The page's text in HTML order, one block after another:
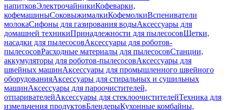
напитковЭлектрочайникиКофеварки,
кофемашиныСоковыжималкиКофемолкиВспениватели
молокаСифоны для газирования водыАксессуары для
домашней техникиПринадлежности для пылесосовЩетки,
насадки для пылесосовАксессуары для роботов-
пылесосовРасходные материалы для пылесосовСтанции,
аккумуляторы для роботов-пылесосовАксессуары для
швейных машинАксессуары для промышленного швейного
оборудованияАксессуары для стиральных и сушильных
машинАксессуары для пароочистителей,
отпаривателейАксессуары для стеклоочистителейТехника для
измельчения продуктовБлендерыКухонные комбайны,